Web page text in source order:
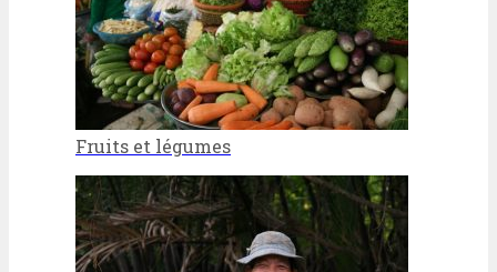
Fruits et légumes